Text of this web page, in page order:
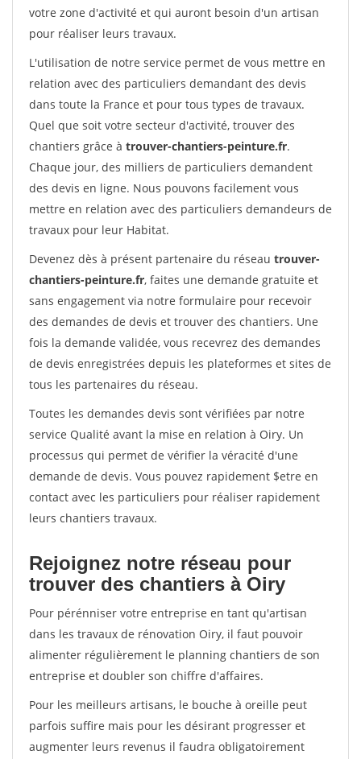
votre zone d'activité et qui auront besoin d'un artisan
pour réaliser leurs travaux.
L'utilisation de notre service permet de vous mettre en
relation avec des particuliers demandant des devis
dans toute la France et pour tous types de travaux.
Quel que soit votre secteur d'activité, trouver des
chantiers grâce à trouver-chantiers-peinture.fr.
Chaque jour, des milliers de particuliers demandent
des devis en ligne. Nous pouvons facilement vous
mettre en relation avec des particuliers demandeurs de
travaux pour leur Habitat.
Devenez dès à présent partenaire du réseau trouver-
chantiers-peinture.fr, faites une demande gratuite et
sans engagement via notre formulaire pour recevoir
des demandes de devis et trouver des chantiers. Une
fois la demande validée, vous recevrez des demandes
de devis enregistrées depuis les plateformes et sites de
tous les partenaires du réseau.
Toutes les demandes devis sont vérifiées par notre
service Qualité avant la mise en relation à Oiry. Un
processus qui permet de vérifier la véracité d'une
demande de devis. Vous pouvez rapidement $etre en
contact avec les particuliers pour réaliser rapidement
leurs chantiers travaux.
Rejoignez notre réseau pour
trouver des chantiers à Oiry
Pour pérénniser votre entreprise en tant qu'artisan
dans les travaux de rénovation Oiry, il faut pouvoir
alimenter régulièrement le planning chantiers de son
entreprise et doubler son chiffre d'affaires.
Pour les meilleurs artisans, le bouche à oreille peut
parfois suffire mais pour les désirant progresser et
augmenter leurs revenus il faudra obligatoirement